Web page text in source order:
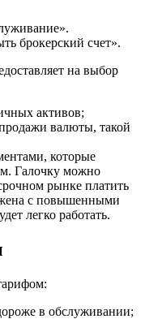
брокерский счет».
на выбор
активов;
валюты, такой
которые
Галочку можно
рынке платить
с повышенными
легко работать.
в обслуживании;